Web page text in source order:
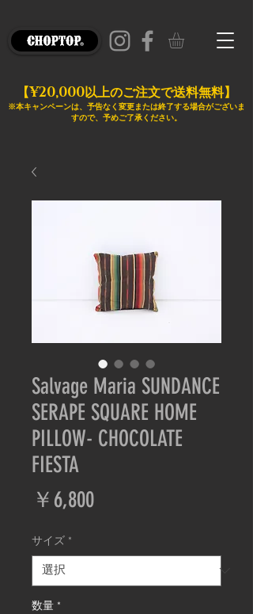
【¥20,000以上のご注文で送料無料】
※本キャンペーンは、予告なく変更または終了する場合がございま
すので、予めご了承ください。
Salvage Maria SUNDANCE
SERAPE SQUARE HOME
PILLOW- CHOCOLATE
FIESTA
￥6,800価
サイズ *
数量 *